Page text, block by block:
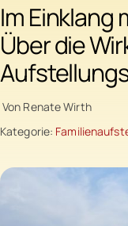
Im Einklang
Über die
Von Renate Wirth
Kategorie: